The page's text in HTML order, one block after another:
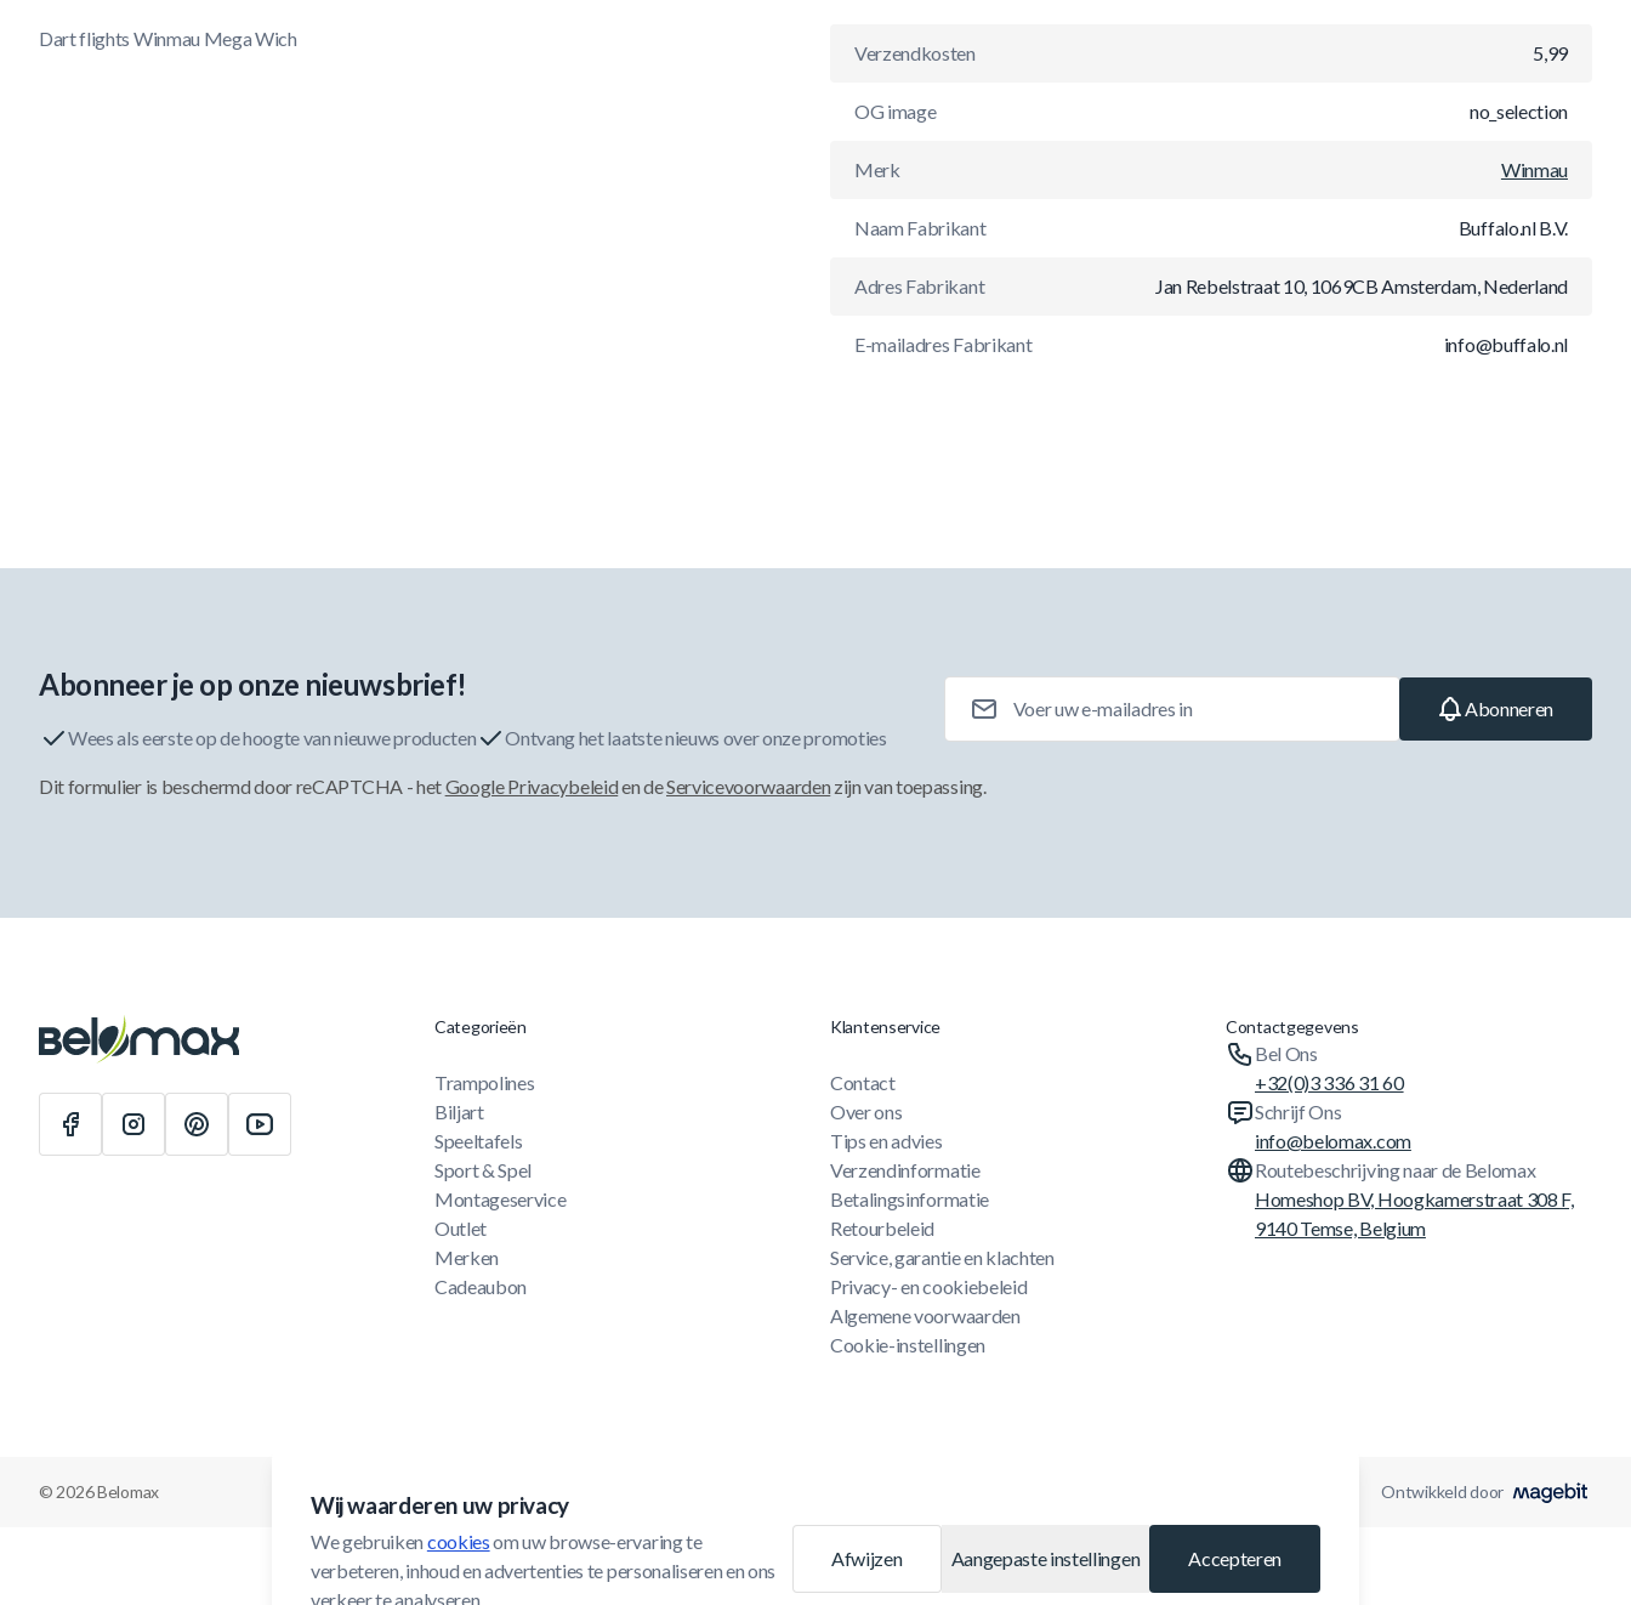
Dart flights Winmau Mega Wich
Verzendkosten 5,99
OG image no_selection
Merk Winmau
Naam Fabrikant Buffalo.nl B.V.
Adres Fabrikant Jan Rebelstraat 10, 1069CB Amsterdam, Nederland
E-mailadres Fabrikant info@buffalo.nl
Wij waarderen uw privacy
We gebruiken cookies om uw browse-ervaring te
verbeteren, inhoud en advertenties te personaliseren en ons
verkeer te analyseren.
Afwijzen Aangepaste instellingen Accepteren
Abonneer je op onze nieuwsbrief!
Wees als eerste op de hoogte van nieuwe producten Ontvang het laatste nieuws over onze promoties
Abonneren
Dit formulier is beschermd door reCAPTCHA - hetGoogle Privacybeleiden deServicevoorwaarden zijn van toepassing.
Categorieën
Trampolines
Biljart
Speeltafels
Sport & Spel
Montageservice
Outlet
Merken
Cadeaubon
Klantenservice
Contact
Over ons
Tips en advies
Verzendinformatie
Betalingsinformatie
Retourbeleid
Service, garantie en klachten
Privacy- en cookiebeleid
Algemene voorwaarden
Cookie-instellingen
Contactgegevens
Bel Ons
+32(0)3 336 31 60
Schrijf Ons
info@belomax.com
Routebeschrijving naar de Belomax
Homeshop BV, Hoogkamerstraat 308 F,
9140 Temse, Belgium
© 2026 Belomax Ontwikkeld door